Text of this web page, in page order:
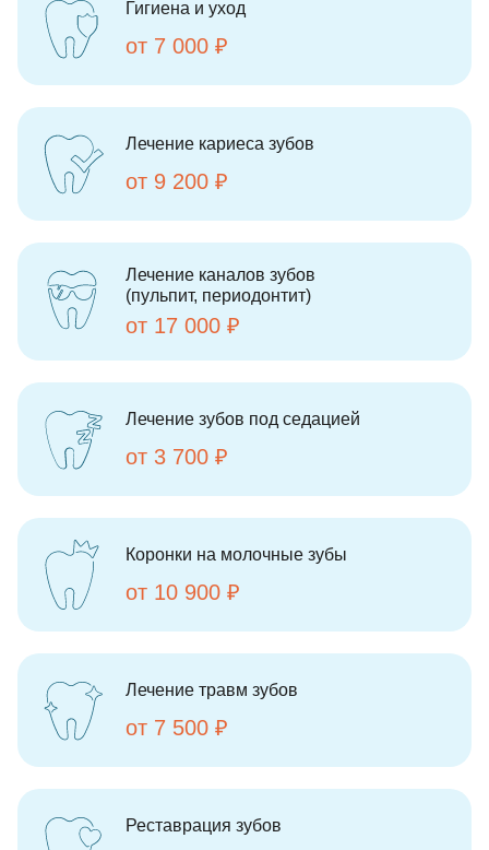
Гигиена и уход
от 7 000 ₽
Лечение кариеса зубов
от 9 200 ₽
Лечение каналов зубов
(пульпит, периодонтит)
от 17 000 ₽
Лечение зубов под седацией
от 3 700 ₽
Коронки на молочные зубы
от 10 900 ₽
Лечение травм зубов
от 7 500 ₽
Реставрация зубов